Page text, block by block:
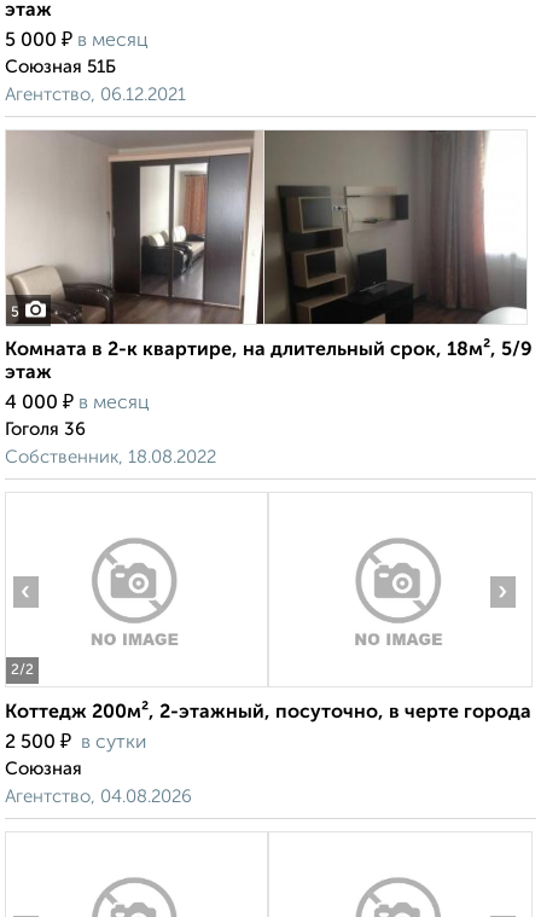
этаж
5 000 ₽ в месяц
Союзная 51Б
Агентство, 06.12.2021
5
Комната в 2-к квартире, на длительный срок, 18м², 5/9
этаж
4 000 ₽ в месяц
Гоголя 36
Собственник, 18.08.2022
2/2
‹ ›
Коттедж 200м², 2-этажный, посуточно, в черте города
2 500 ₽ в сутки
Союзная
Агентство, 04.08.2026